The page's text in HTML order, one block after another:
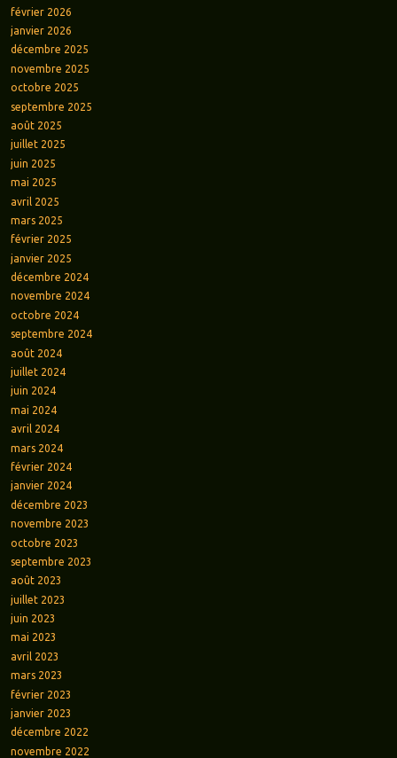
février 2026
janvier 2026
décembre 2025
novembre 2025
octobre 2025
septembre 2025
août 2025
juillet 2025
juin 2025
mai 2025
avril 2025
mars 2025
février 2025
janvier 2025
décembre 2024
novembre 2024
octobre 2024
septembre 2024
août 2024
juillet 2024
juin 2024
mai 2024
avril 2024
mars 2024
février 2024
janvier 2024
décembre 2023
novembre 2023
octobre 2023
septembre 2023
août 2023
juillet 2023
juin 2023
mai 2023
avril 2023
mars 2023
février 2023
janvier 2023
décembre 2022
novembre 2022